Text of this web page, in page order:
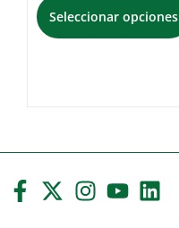
Seleccionar opciones